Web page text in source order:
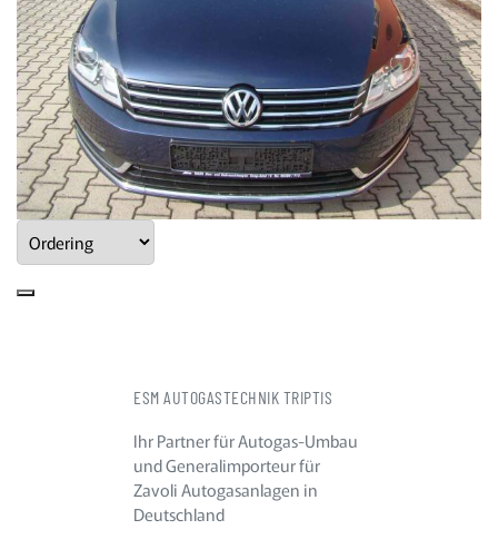
ESM AUTOGASTECHNIK TRIPTIS
Ihr Partner für Autogas-Umbau
und Generalimporteur für
Zavoli Autogasanlagen in
Deutschland